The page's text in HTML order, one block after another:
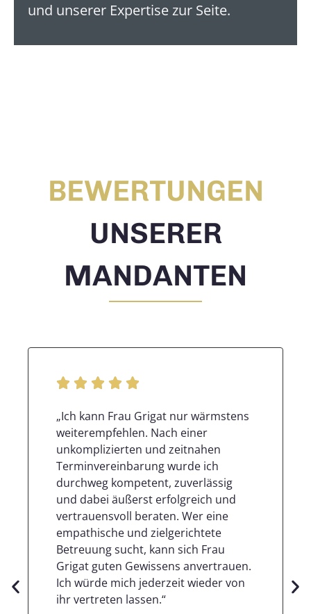
und unserer Expertise zur Seite.
BEWERTUNGEN
UNSERER
MANDANTEN
„Ich kann Frau Grigat nur wärmstens
weiterempfehlen. Nach einer
unkomplizierten und zeitnahen
Terminvereinbarung wurde ich
durchweg kompetent, zuverlässig
und dabei äußerst erfolgreich und
vertrauensvoll beraten. Wer eine
empathische und zielgerichtete
Betreuung sucht, kann sich Frau
Grigat guten Gewissens anvertrauen.
Ich würde mich jederzeit wieder von
ihr vertreten lassen.“